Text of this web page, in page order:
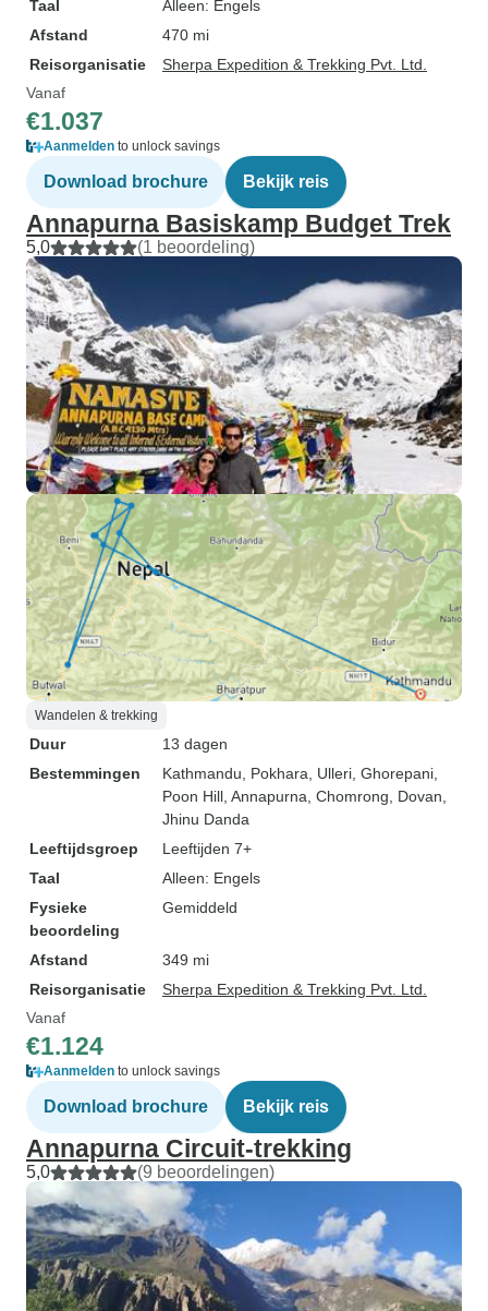
Taal
Alleen: Engels
Afstand
470 mi
Reisorganisatie
Sherpa Expedition & Trekking Pvt. Ltd.
Vanaf
€1.037
Aanmelden to unlock savings
Download brochure Bekijk reis
Annapurna Basiskamp Budget Trek
5,0 (1 beoordeling)
Wandelen & trekking
Duur
13 dagen
Bestemmingen
Kathmandu , Pokhara , Ulleri , Ghorepani
Poon Hill , Annapurna , Chomrong , Dovan
Jhinu Danda
Leeftijdsgroep
Leeftijden 7+
Taal
Alleen: Engels
Fysieke
beoordeling
Gemiddeld
Afstand
349 mi
Reisorganisatie
Sherpa Expedition & Trekking Pvt. Ltd.
Vanaf
€1.124
Aanmelden to unlock savings
Download brochure Bekijk reis
Annapurna Circuit-trekking
5,0 (9 beoordelingen)